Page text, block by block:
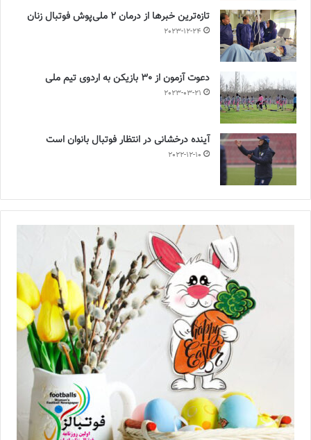
تازه‌ترین خبرها از درمان ۲ ملی‌پوش فوتبال زنان
2023-12-24
دعوت آزمون از 30 بازیکن به اردوی تیم ملی
2023-03-21
آینده درخشانی در انتظار فوتبال بانوان است
2022-12-10